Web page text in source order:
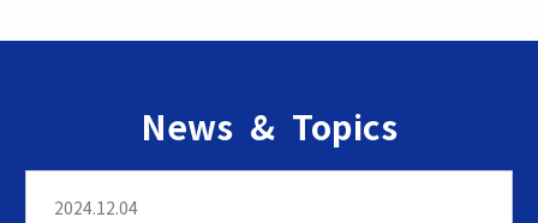
News & Topics
2024.12.04